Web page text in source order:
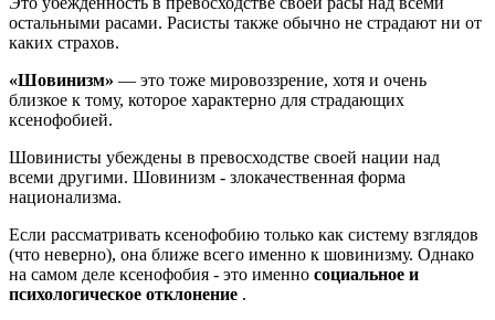
остальными расами. Расисты также обычно не страдают ни от
каких страхов.
«Шовинизм» — это тоже мировоззрение, хотя и очень
близкое к тому, которое характерно для страдающих
ксенофобией.
Шовинисты убеждены в превосходстве своей нации над
всеми другими. Шовинизм - злокачественная форма
национализма.
Если рассматривать ксенофобию только как систему взглядов
(что неверно), она ближе всего именно к шовинизму. Однако
на самом деле ксенофобия - это именно социальное и
психологическое отклонение .